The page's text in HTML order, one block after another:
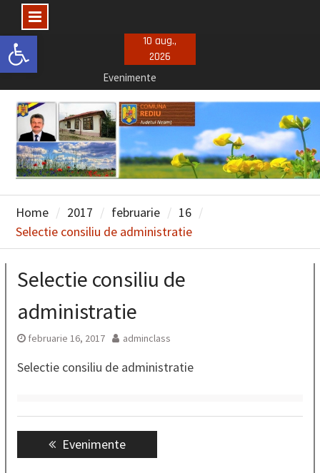
Deschide bara de unelte
Skip
to
10 aug.,
2026
Evenimente
Concursuri posturi vacante
Selectie consiliu de administratie
Home 2017 februarie
16
Selectie consiliu de administratie
Selectie consiliu de
administratie
februarie 16, 2017 adminclass
Selectie consiliu de administratie
Navigare
Previous
post:
Evenimente